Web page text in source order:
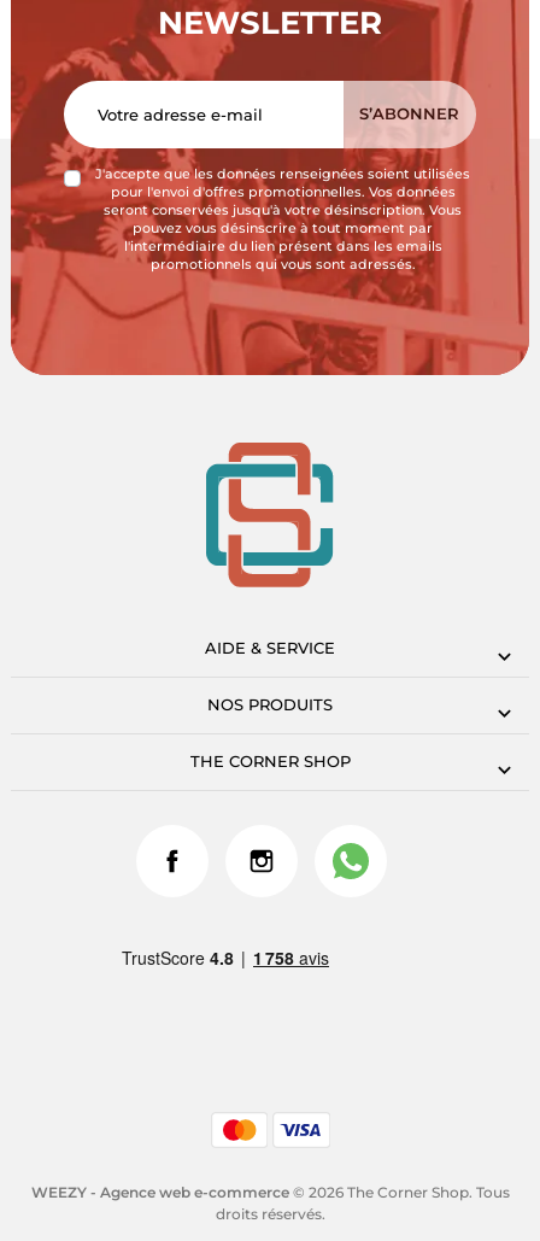
NEWSLETTER
J'accepte que les données renseignées soient utilisées
pour l'envoi d'offres promotionnelles. Vos données
seront conservées jusqu'à votre désinscription. Vous
pouvez vous désinscrire à tout moment par
l'intermédiaire du lien présent dans les emails
promotionnels qui vous sont adressés.
AIDE & SERVICE
NOS PRODUITS
THE CORNER SHOP
WEEZY - Agence web e-commerce© 2026 The Corner Shop. Tous
droits réservés.